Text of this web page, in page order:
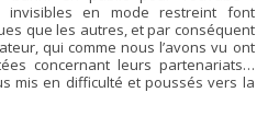
invisibles en mode restreint font
que les autres, et par conséquent
qui comme nous l’avons vu ont
concernant leurs partenariats…
mis en difficulté et poussés vers la